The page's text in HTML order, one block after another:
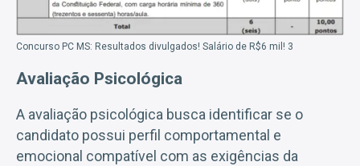
Concurso PC MS: Resultados divulgados! Salário de R$6 mil! 3
Avaliação Psicológica
A avaliação psicológica busca identificar se o
candidato possui perfil comportamental e
emocional compatível com as exigências da